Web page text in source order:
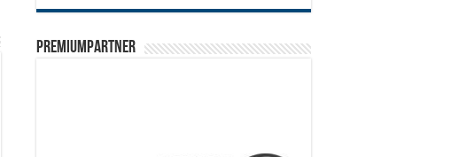
PREMIUMPARTNER